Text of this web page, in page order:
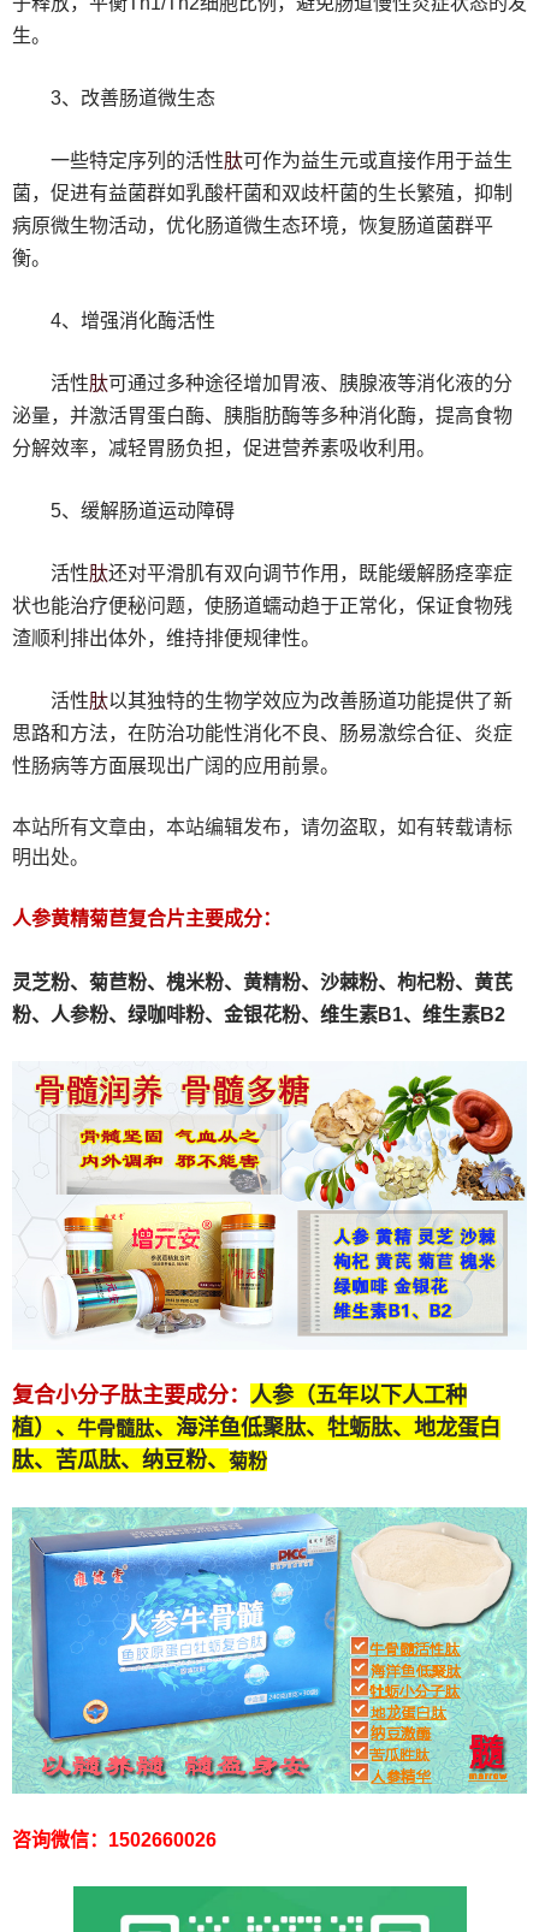
生。
3、改善肠道微生态
一些特定序列的活性肽可作为益生元或直接作用于益生
菌，促进有益菌群如乳酸杆菌和双歧杆菌的生长繁殖，抑制
病原微生物活动，优化肠道微生态环境，恢复肠道菌群平
衡。
4、增强消化酶活性
活性肽可通过多种途径增加胃液、胰腺液等消化液的分
泌量，并激活胃蛋白酶、胰脂肪酶等多种消化酶，提高食物
分解效率，减轻胃肠负担，促进营养素吸收利用。
5、缓解肠道运动障碍
活性肽还对平滑肌有双向调节作用，既能缓解肠痉挛症
状也能治疗便秘问题，使肠道蠕动趋于正常化，保证食物残
渣顺利排出体外，维持排便规律性。
活性肽以其独特的生物学效应为改善肠道功能提供了新
思路和方法，在防治功能性消化不良、肠易激综合征、炎症
性肠病等方面展现出广阔的应用前景。
本站所有文章由，本站编辑发布，请勿盗取，如有转载请标
明出处。
人参黄精菊苣复合片主要成分：
灵芝粉、 菊苣粉、 槐米粉、 黄精粉、沙棘粉、枸杞粉、黄芪
粉、人参粉、绿咖啡粉、金银花粉、维生素B1、维生素B2
复合小分子肽主要成分： 人参（五年以下人工种
植）、 牛骨髓肽、海洋鱼低聚肽、牡蛎肽、 地龙蛋白
肽、苦瓜肽、纳豆粉、 菊粉
咨询微信：1502660026